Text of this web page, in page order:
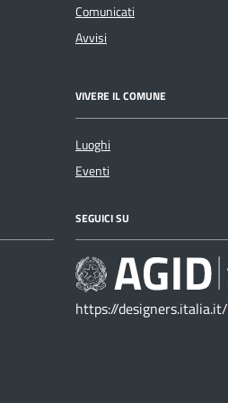
Comunicati
Avvisi
VIVERE IL COMUNE
Luoghi
Eventi
SEGUICI SU
https://designers.italia.it/